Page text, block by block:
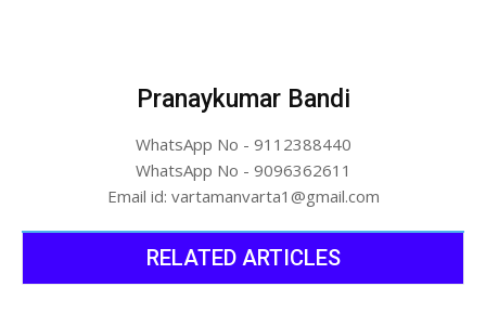
Pranaykumar Bandi
WhatsApp No - 9112388440
WhatsApp No - 9096362611
Email id: vartamanvarta1@gmail.com
RELATED ARTICLES